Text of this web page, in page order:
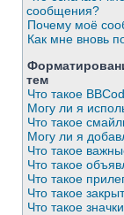
сообщения?
Почему моё
Как мне вновь
тем
Что такое
Могу ли я
Что такое
Могу ли я
Что такое
Что такое
Что такое
Что такое
Что такое